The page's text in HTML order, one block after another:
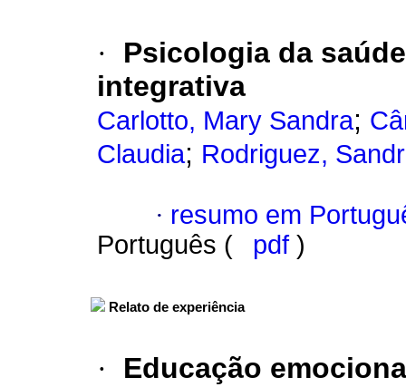
·
Psicologia da
integrativa
Carlotto, Mary Sandra;
Claudia; Rodriguez,
· resumo em
Português (
pdf )
Relato de experiência
· Educação